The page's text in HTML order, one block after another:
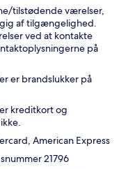
tilstødende værelser,
af tilgængelighed.
ved at kontakte
på
er brandslukker på
kreditkort og
American Express
21796